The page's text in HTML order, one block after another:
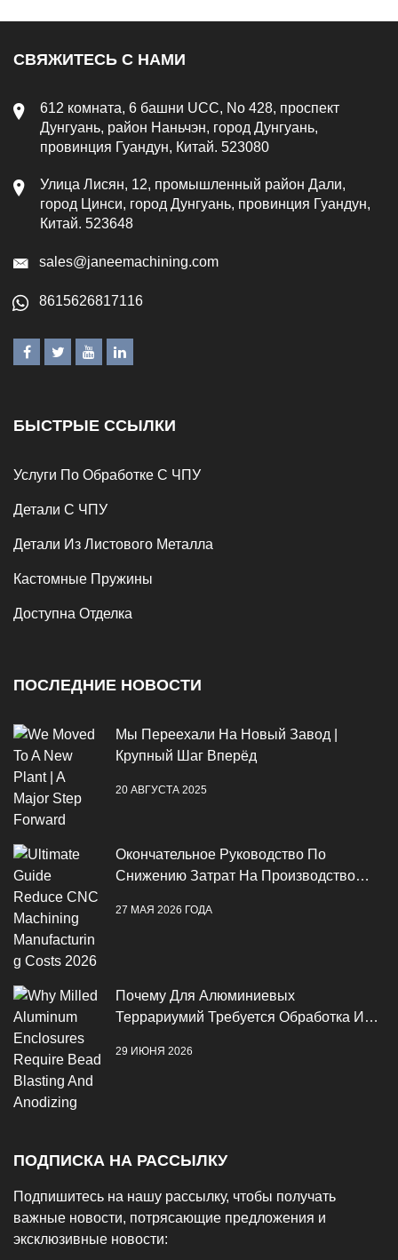
СВЯЖИТЕСЬ С НАМИ
612 комната, 6 башни UCC, No 428, проспект
Дунгуань, район Наньчэн, город Дунгуань,
провинция Гуандун, Китай. 523080
Улица Лисян, 12, промышленный район Дали,
город Цинси, город Дунгуань, провинция Гуандун,
Китай. 523648
sales@janeemachining.com
8615626817116
БЫСТРЫЕ ССЫЛКИ
Услуги По Обработке С ЧПУ
Детали С ЧПУ
Детали Из Листового Металла
Кастомные Пружины
Доступна Отделка
ПОСЛЕДНИЕ НОВОСТИ
Мы Переехали На Новый Завод |
Крупный Шаг Вперёд
20 АВГУСТА 2025
Окончательное Руководство По
Снижению Затрат На Производство
27 МАЯ 2026 ГОДА
Почему Для Алюминиевых
Террариумий Требуется Обработка И
29 ИЮНЯ 2026
ПОДПИСКА НА РАССЫЛКУ
Подпишитесь на нашу рассылку, чтобы получать
важные новости, потрясающие предложения и
эксклюзивные новости: